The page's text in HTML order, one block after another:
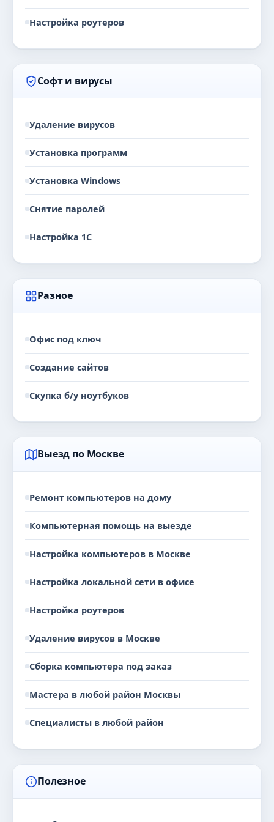
Настройка роутеров
Софт и вирусы
Удаление вирусов
Установка программ
Установка Windows
Снятие паролей
Настройка 1С
Разное
Офис под ключ
Создание сайтов
Скупка б/у ноутбуков
Выезд по Москве
Ремонт компьютеров на дому
Компьютерная помощь на выезде
Настройка компьютеров в Москве
Настройка локальной сети в офисе
Настройка роутеров
Удаление вирусов в Москве
Сборка компьютера под заказ
Мастера в любой район Москвы
Специалисты в любой район
Полезное